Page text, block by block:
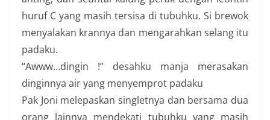
huruf C yang masih tersisa di tubuhku. Si brewok
menyalakan krannya dan mengarahkan selang itu
padaku.
“Awww…dingin !” desahku manja merasakan
dinginnya air yang menyemprot padaku
Pak Joni melepaskan singletnya dan bersama dua
orang lainnya mendekati tubuhku yang masih